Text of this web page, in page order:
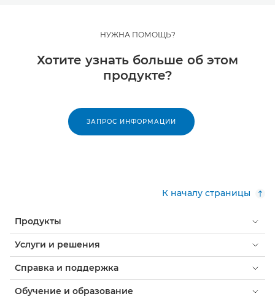
НУЖНА ПОМОЩЬ?
Хотите узнать больше об этом
продукте?
ЗАПРОС ИНФОРМАЦИИ
К началу страницы
Продукты
Услуги и решения
Справка и поддержка
Обучение и образование